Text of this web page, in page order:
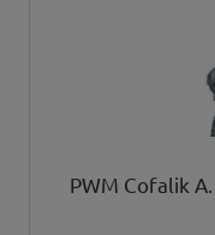
PWM Cofalik